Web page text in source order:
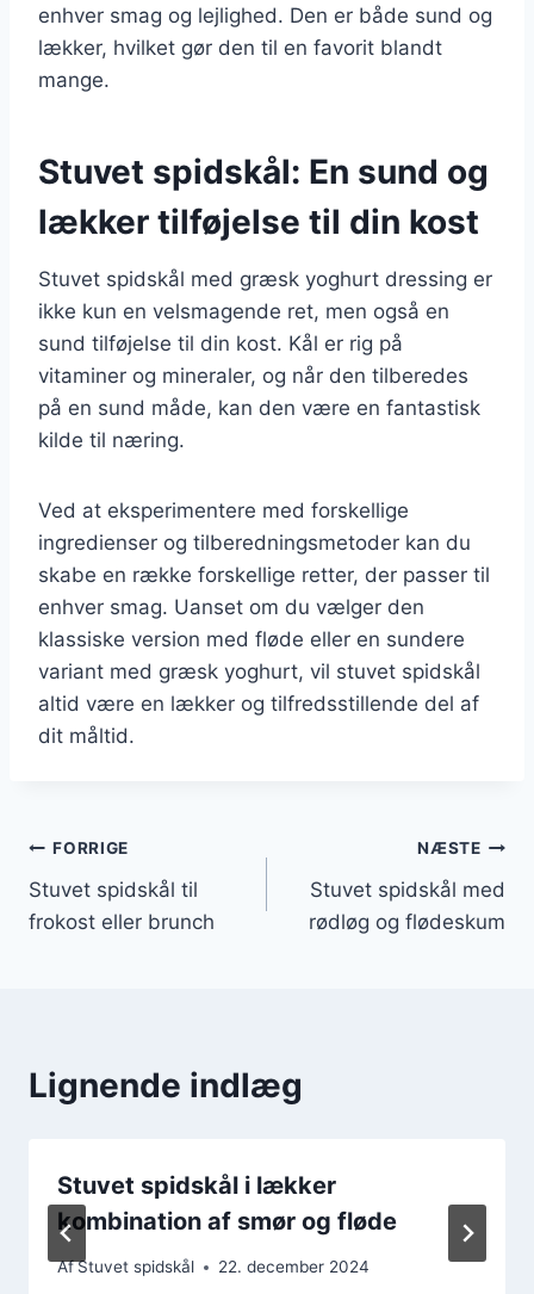
enhver smag og lejlighed. Den er både sund og
lækker, hvilket gør den til en favorit blandt
mange.
Stuvet spidskål: En sund og
lækker tilføjelse til din kost
Stuvet spidskål med græsk yoghurt dressing er
ikke kun en velsmagende ret, men også en
sund tilføjelse til din kost. Kål er rig på
vitaminer og mineraler, og når den tilberedes
på en sund måde, kan den være en fantastisk
kilde til næring.
Ved at eksperimentere med forskellige
ingredienser og tilberedningsmetoder kan du
skabe en række forskellige retter, der passer til
enhver smag. Uanset om du vælger den
klassiske version med fløde eller en sundere
variant med græsk yoghurt, vil stuvet spidskål
altid være en lækker og tilfredsstillende del af
dit måltid.
Indlægsnavigation
FORRIGE
Stuvet spidskål til
frokost eller brunch
NÆSTE
Stuvet spidskål med
rødløg og flødeskum
Lignende indlæg
Stuvet spidskål i lækker
kombination af smør og fløde
AfStuvet spidskål 22. december 2024